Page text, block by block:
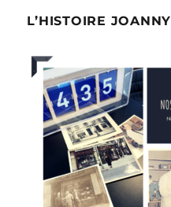
L’HISTOIRE JOANNY